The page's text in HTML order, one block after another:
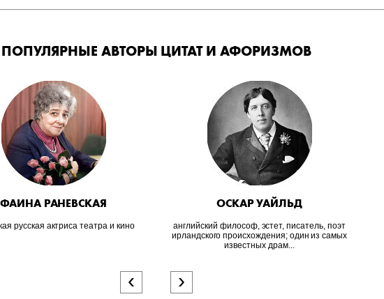
ПОПУЛЯРНЫЕ АВТОРЫ ЦИТАТ И АФОРИЗМОВ
ФАИНА РАНЕВСКАЯ
русская актриса театра и кино
ОСКАР УАЙЛЬД
английский философ, эстет, писатель, поэт
ирландского происхождения; один из самых
известных драм...
‹ ›